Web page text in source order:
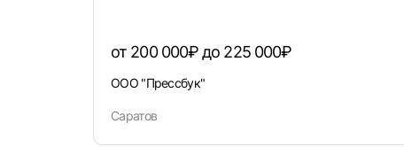
от 200 000₽ до 225 000₽
ООО "Прессбук"
Саратов